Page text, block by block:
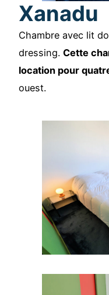
Xanadu
Chambre avec lit
dressing. Cette
location pour
ouest.